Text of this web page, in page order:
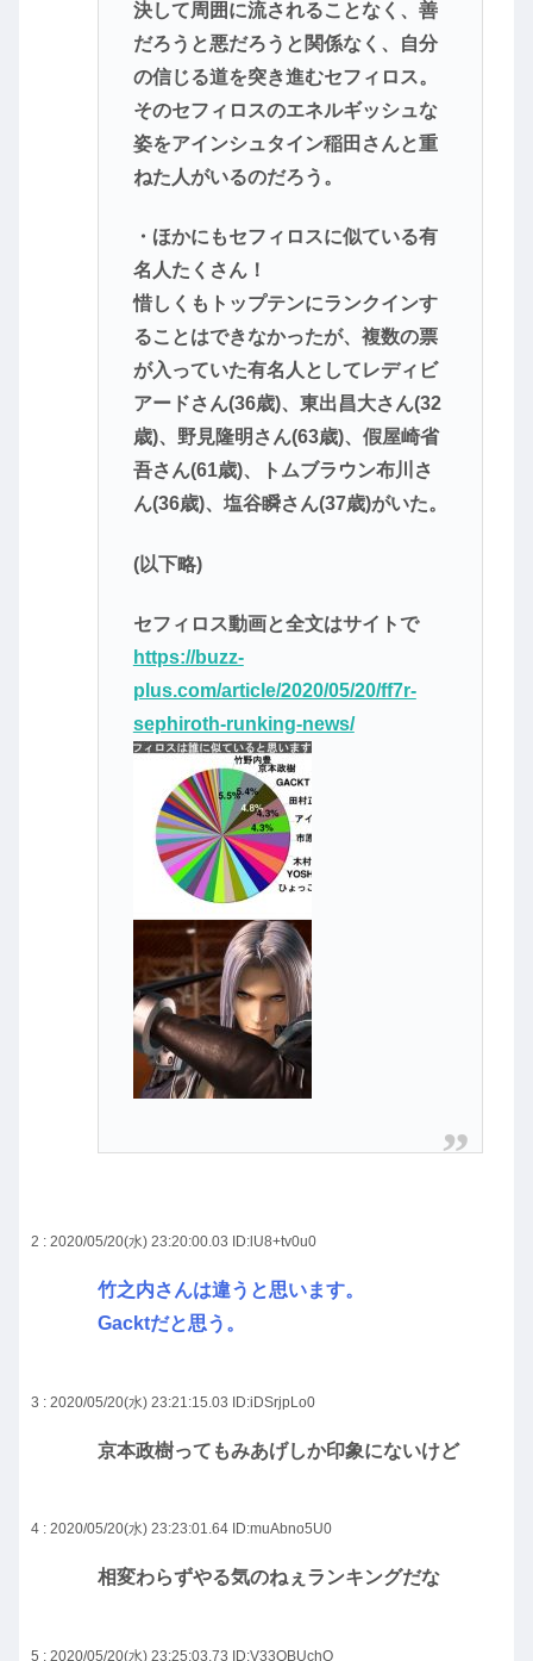
決して周囲に流されることなく、善
だろうと悪だろうと関係なく、自分
の信じる道を突き進むセフィロス。
そのセフィロスのエネルギッシュな
姿をアインシュタイン稲田さんと重
ねた人がいるのだろう。
・ほかにもセフィロスに似ている有
名人たくさん！
惜しくもトップテンにランクインす
ることはできなかったが、複数の票
が入っていた有名人としてレディビ
アードさん(36歳)、東出昌大さん(32
歳)、野見隆明さん(63歳)、假屋崎省
吾さん(61歳)、トムブラウン布川さ
ん(36歳)、塩谷瞬さん(37歳)がいた。
(以下略)
セフィロス動画と全文はサイトで
https://buzz-
plus.com/article/2020/05/20/ff7r-
sephiroth-runking-news/
2 : 2020/05/20(水) 23:20:00.03 ID:lU8+tv0u0
竹之内さんは違うと思います。
Gacktだと思う。
3 : 2020/05/20(水) 23:21:15.03 ID:iDSrjpLo0
京本政樹ってもみあげしか印象にないけど
4 : 2020/05/20(水) 23:23:01.64 ID:muAbno5U0
相変わらずやる気のねぇランキングだな
5 : 2020/05/20(水) 23:25:03.73 ID:V33QBUchO